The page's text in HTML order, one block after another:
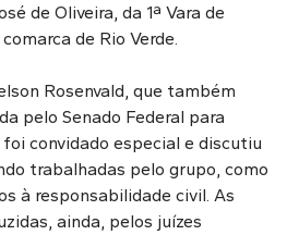
de Oliveira, da 1ª Vara de
de Rio Verde.
Rosenvald, que também
pelo Senado Federal para
convidado especial e discutiu
trabalhadas pelo grupo, como
à responsabilidade civil. As
ainda, pelos juízes